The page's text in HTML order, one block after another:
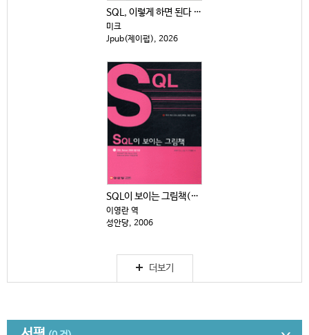
SQL, 이렇게 하면 된다 : 기초부터 CASE 식, ...
미크
Jpub(제이펍), 2026
SQL이 보이는 그림책(CD 1장 별도)
이영란 역
성안당, 2006
더보기